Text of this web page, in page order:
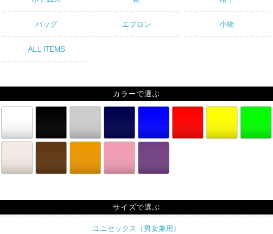
バッグ エプロン 小物
ALL ITEMS
カラーで選ぶ
サイズで選ぶ
ユニセックス（男女兼用）